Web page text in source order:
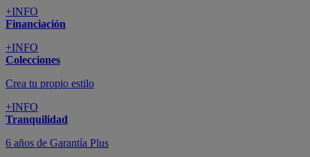
+INFO
Financiación
+INFO
Colecciones
Crea tu propio estilo
+INFO
Tranquilidad
6 años de Garantía Plus